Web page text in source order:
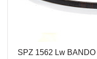
SPZ 1562 Lw BANDO